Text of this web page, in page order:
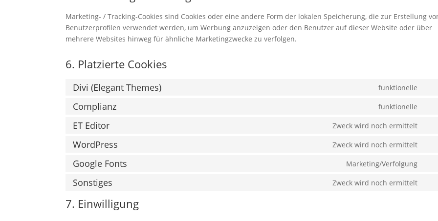
Marketing- / Tracking-Cookies sind Cookies oder eine andere Form der lokalen Speicherung, die zur Erstellung
Benutzerprofilen verwendet werden, um Werbung anzuzeigen oder den Benutzer auf dieser Website oder über
mehrere Websites hinweg für ähnliche Marketingzwecke zu verfolgen.
6. Platzierte Cookies
Divi (Elegant Themes) funktionelle
Complianz funktionelle
ET Editor Zweck wird noch ermittelt
WordPress Zweck wird noch ermittelt
Google Fonts Marketing/Verfolgung
Sonstiges Zweck wird noch ermittelt
7. Einwilligung